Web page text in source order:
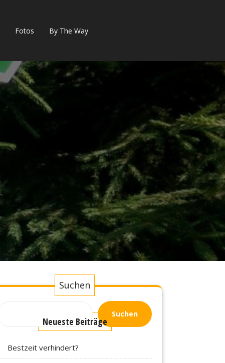
Fotos By The Way
Suchen
Suchen
Neueste Beiträge
Bestzeit verhindert?